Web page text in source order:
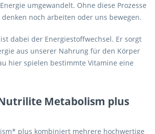
umgewandelt. Ohne diese Prozesse
noch arbeiten oder uns bewegen.
dabei der Energiestoffwechsel. Er sorgt
aus unserer Nahrung für den Körper
hier spielen bestimmte Vitamine eine
Metabolism plus
plus kombiniert mehrere hochwertige